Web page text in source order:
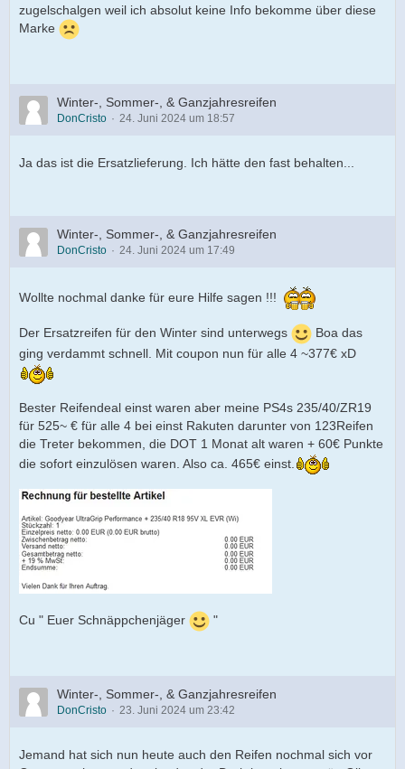
zugelschalgen weil ich absolut keine Info bekomme über diese
Marke
Winter-, Sommer-, & Ganzjahresreifen
DonCristo 24. Juni 2024 um 18:57
Ja das ist die Ersatzlieferung. Ich hätte den fast behalten...
Winter-, Sommer-, & Ganzjahresreifen
DonCristo 24. Juni 2024 um 17:49
Wollte nochmal danke für eure Hilfe sagen !!!
Der Ersatzreifen für den Winter sind unterwegs
Boa das
ging verdammt schnell. Mit coupon nun für alle 4 ~377€ xD
Bester Reifendeal einst waren aber meine PS4s 235/40/ZR19
für 525~ € für alle 4 bei einst Rakuten darunter von 123Reifen
die Treter bekommen, die DOT 1 Monat alt waren + 60€ Punkte
die sofort einzulösen waren. Also ca. 465€ einst.
Cu " Euer Schnäppchenjäger "
Winter-, Sommer-, & Ganzjahresreifen
DonCristo 23. Juni 2024 um 23:42
Jemand hat sich nun heute auch den Reifen nochmal sich vor